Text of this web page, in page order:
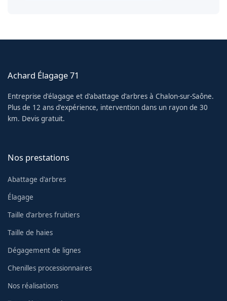
Achard Élagage 71
Entreprise d'élagage et d'abattage d'arbres à Chalon-sur-Saône.
Plus de 12 ans d'expérience, intervention dans un rayon de 30
km. Devis gratuit.
Nos prestations
Abattage d'arbres
Élagage
Taille d'arbres fruitiers
Taille de haies
Dégagement de lignes
Chenilles processionnaires
Nos réalisations